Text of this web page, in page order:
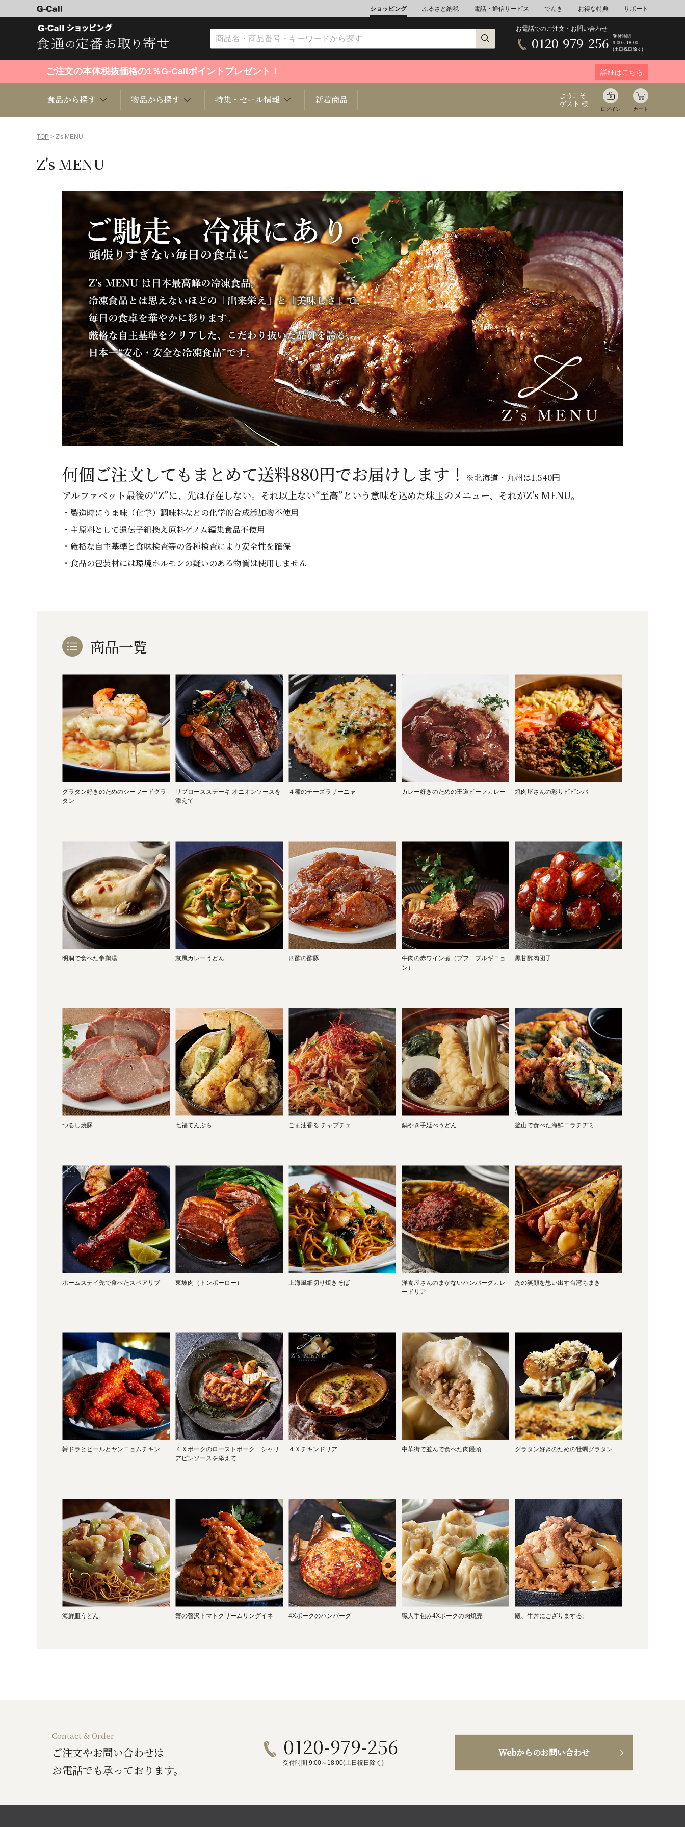
ショッピング ふるさと納税 電話・通信サービス でんき お得な特典 サポート
お電話でのご注文・お問い合わせ
0120-979-256
受付時間
9:00～18:00
(土日祝日除く)
ご注文の本体税抜価格の1％G-Callポイントプレゼント！ 詳細はこちら
食品から探す
くだもの
洋菓子 和菓子 総菜 麺類/つゆ
珈琲/茶/ドリンク 調味料 乳製品/蜂蜜 パン
ギフト 豊洲お取り寄せ 健康/美容
産地検索
物品から探す
趣味・雑貨
キッチン用品 ファッション 定期購読雑誌 書籍
キッズベビー 伝統工芸 事務用品 防災関連
健康/美容
特集・セール情報 新着商品
ようこそ
ゲスト 様
ログイン カート
TOP > Z's MENU
Z's MENU
何個ご注文してもまとめて送料880円でお届けします！ ※北海道・九州は1,540円
アルファベット最後の“Z”に、先は存在しない。それ以上ない“至高”という意味を込めた珠玉のメニュー、それがZ's MENU。
・製造時にうま味（化学）調味料などの化学的合成添加物不使用
・主原料として遺伝子組換え原料ゲノム編集食品不使用
・厳格な自主基準と食味検査等の各種検査により安全性を確保
・食品の包装材には環境ホルモンの疑いのある物質は使用しません
商品一覧
グラタン好きのためのシーフードグラ
タン
リブロースステーキ オニオンソースを
添えて
４種のチーズラザーニャ カレー好きのための王道ビーフカレー 焼肉屋さんの彩りビビンバ
明洞で食べた参鶏湯 京風カレーうどん 四酢の酢豚
牛肉の赤ワイン煮（ブフ ブルギニョ
ン）
黒甘酢肉団子
つるし焼豚 七福てんぷら ごま油香る チャプチェ 鍋やき手延べうどん 釜山で食べた海鮮ニラチヂミ
ホームステイ先で食べたスペアリブ 東坡肉（トンポーロー） 上海風細切り焼きそば
洋食屋さんのまかないハンバーグカレ
ードリア
あの笑顔を思い出す台湾ちまき
韓ドラとビールとヤンニョムチキン
４Ｘポークのローストポーク シャリ
アピンソースを添えて
４Ｘチキンドリア 中華街で並んで食べた肉饅頭 グラタン好きのための牡蠣グラタン
海鮮皿うどん 蟹の贅沢トマトクリームリングイネ 4Xポークのハンバーグ 職人手包み4Xポークの肉焼売 殿、牛丼にござりまする。
Contact & Order
ご注文やお問い合わせは
お電話でも承っております。
0120-979-256
受付時間 9:00～18:00(土日祝日除く)
Webからのお問い合わせ